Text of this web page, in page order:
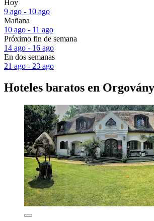
Hoy
9 ago - 10 ago
Mañana
10 ago - 11 ago
Próximo fin de semana
14 ago - 16 ago
En dos semanas
21 ago - 23 ago
Hoteles baratos en Orgovány